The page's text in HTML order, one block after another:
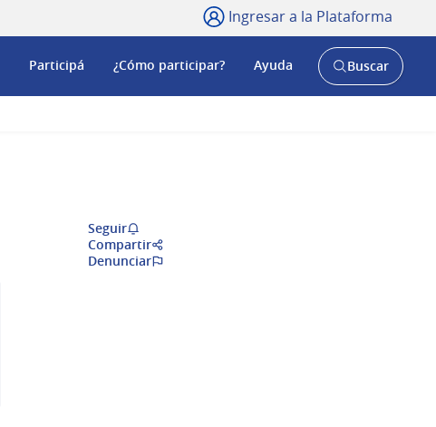
Ingresar a la Plataforma
Participá ¿Cómo participar? Ayuda
AbrirBuscar
Seguir
Compartir
Denunciar